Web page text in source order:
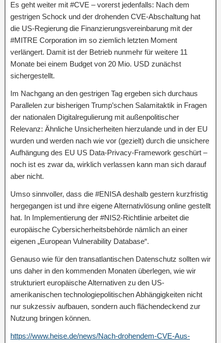
Es geht weiter mit #CVE – vorerst jedenfalls: Nach dem
gestrigen Schock und der drohenden CVE-Abschaltung hat
die US-Regierung die Finanzierungsvereinbarung mit der
#MITRE Corporation im so ziemlich letzten Moment
verlängert. Damit ist der Betrieb nunmehr für weitere 11
Monate bei einem Budget von 20 Mio. USD zunächst
sichergestellt.
Im Nachgang an den gestrigen Tag ergeben sich durchaus
Parallelen zur bisherigen Trump’schen Salamitaktik in Fragen
der nationalen Digitalregulierung mit außenpolitischer
Relevanz: Ähnliche Unsicherheiten hierzulande und in der EU
wurden und werden nach wie vor (gezielt) durch die unsichere
Aufhängung des EU US Data-Privacy-Framework geschürt –
noch ist es zwar da, wirklich verlassen kann man sich darauf
aber nicht.
Umso sinnvoller, dass die #ENISA deshalb gestern kurzfristig
hergegangen ist und ihre eigene Alternativlösung online gestellt
hat. In Implementierung der #NIS2-Richtlinie arbeitet die
europäische Cybersicherheitsbehörde nämlich an einer
eigenen „European Vulnerability Database“.
Genauso wie für den transatlantischen Datenschutz sollten wir
uns daher in den kommenden Monaten überlegen, wie wir
strukturiert europäische Alternativen zu den US-
amerikanischen technologiepolitischen Abhängigkeiten nicht
nur sukzessiv aufbauen, sondern auch flächendeckend zur
Nutzung bringen können.
https://www.heise.de/news/Nach-drohendem-CVE-Aus-